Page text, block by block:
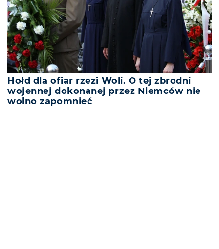
Hołd dla ofiar rzezi Woli. O tej zbrodni
wojennej dokonanej przez Niemców nie
wolno zapomnieć